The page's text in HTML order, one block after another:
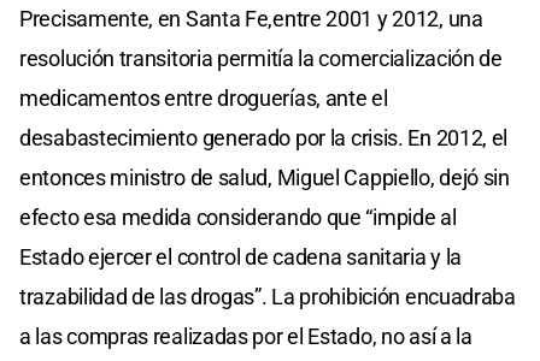
Precisamente, en Santa Fe,entre 2001 y 2012, una
resolución transitoria permitía la comercialización de
medicamentos entre droguerías, ante el
desabastecimiento generado por la crisis. En 2012, el
entonces ministro de salud, Miguel Cappiello, dejó sin
efecto esa medida considerando que “impide al
Estado ejercer el control de cadena sanitaria y la
trazabilidad de las drogas”. La prohibición encuadraba
a las compras realizadas por el Estado, no así a la